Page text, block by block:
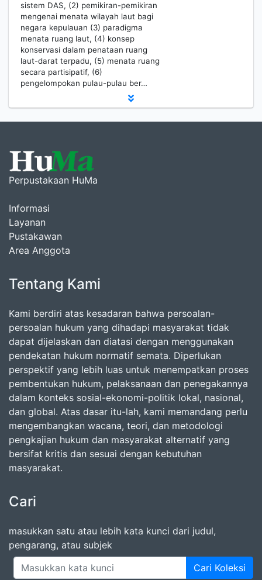
sistem DAS, (2) pemikiran-pemikiran
mengenai menata wilayah laut bagi
negara kepulauan (3) paradigma
menata ruang laut, (4) konsep
konservasi dalam penataan ruang
laut-darat terpadu, (5) menata ruang
secara partisipatif, (6)
pengelompokan pulau-pulau ber…
Perpustakaan HuMa
Informasi
Layanan
Pustakawan
Area Anggota
Tentang Kami
Kami berdiri atas kesadaran bahwa persoalan-
persoalan hukum yang dihadapi masyarakat tidak
dapat dijelaskan dan diatasi dengan menggunakan
pendekatan hukum normatif semata. Diperlukan
perspektif yang lebih luas untuk menempatkan proses
pembentukan hukum, pelaksanaan dan penegakannya
dalam konteks sosial-ekonomi-politik lokal, nasional,
dan global. Atas dasar itu-lah, kami memandang perlu
mengembangkan wacana, teori, dan metodologi
pengkajian hukum dan masyarakat alternatif yang
bersifat kritis dan sesuai dengan kebutuhan
masyarakat.
Cari
masukkan satu atau lebih kata kunci dari judul,
pengarang, atau subjek
Cari Koleksi